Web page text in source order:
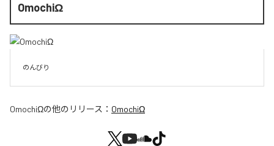
OmochiΩ
のんびり
OmochiΩの他のリリース： OmochiΩ